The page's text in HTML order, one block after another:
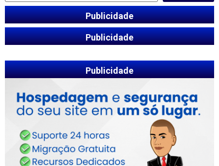
Publicidade
Publicidade
Publicidade